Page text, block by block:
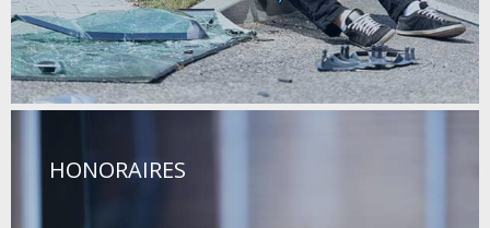
HONORAIRES